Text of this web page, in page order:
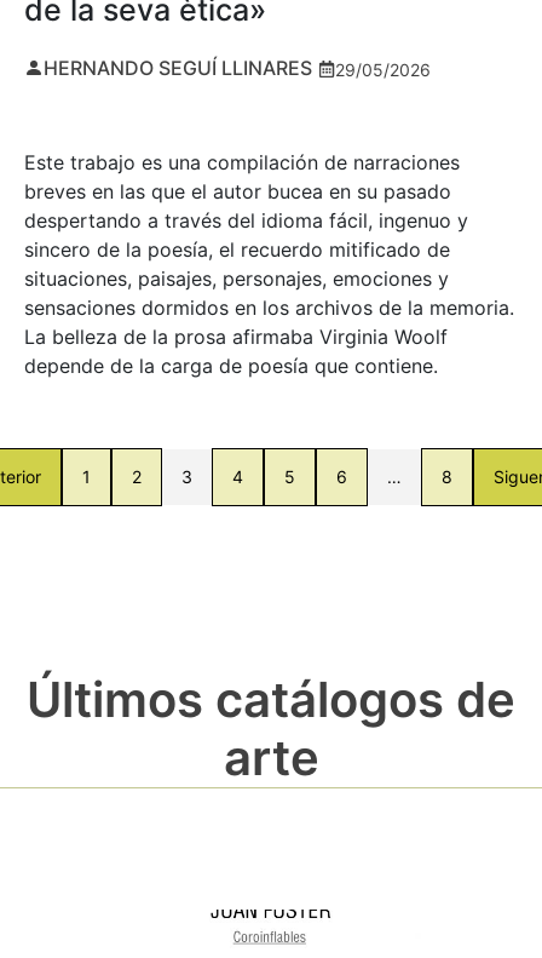
de la seva ètica»
HERNANDO SEGUÍ LLINARES 29/05/2026
Este trabajo es una compilación de narraciones
breves en las que el autor bucea en su pasado
despertando a través del idioma fácil, ingenuo y
sincero de la poesía, el recuerdo mitificado de
situaciones, paisajes, personajes, emociones y
sensaciones dormidos en los archivos de la memoria.
La belleza de la prosa afirmaba Virginia Woolf
depende de la carga de poesía que contiene.
1 2 3 4 5 6 … 8
Últimos catálogos de
arte